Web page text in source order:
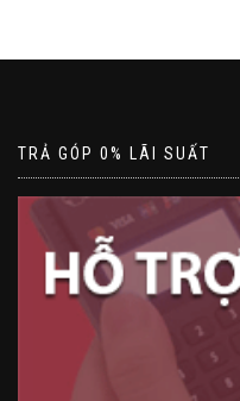
TRẢ GÓP 0% LÃI SUẤT